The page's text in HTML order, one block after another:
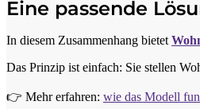
Eine passende
In diesem Zusammenhang bietet
Das Prinzip ist einfach: Sie stellen
👉 Mehr erfahren: wie das Modell